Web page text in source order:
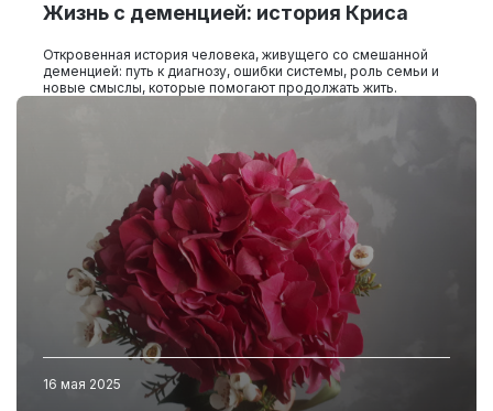
Жизнь с деменцией: история Криса
Откровенная история человека, живущего со смешанной
деменцией: путь к диагнозу, ошибки системы, роль семьи и
новые смыслы, которые помогают продолжать жить.
16 мая 2025